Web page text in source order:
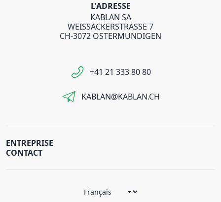
L'ADRESSE
KABLAN SA
WEISSACKERSTRASSE 7
CH-3072 OSTERMUNDIGEN
+41 21 333 80 80
KABLAN@KABLAN.CH
ENTREPRISE
CONTACT